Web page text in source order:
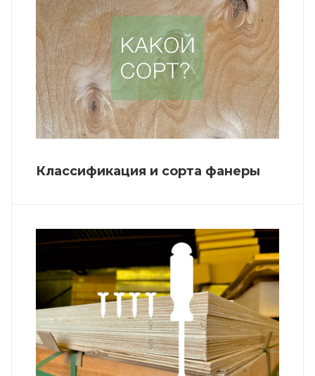
Классификация и сорта фанеры